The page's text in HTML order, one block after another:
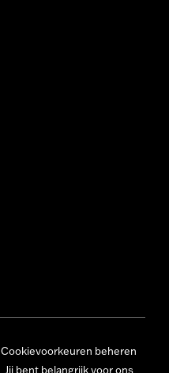
Cookievoorkeuren beheren
Jij bent belangrijk voor ons